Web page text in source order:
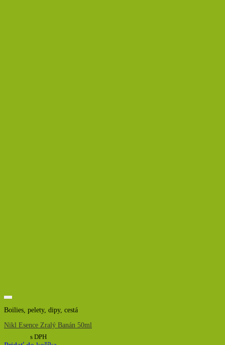
Boilies, pelety, dipy, cestá
Nikl Esence Zralý Banán 50ml
s DPH